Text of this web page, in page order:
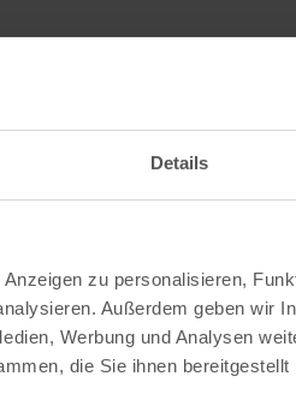
Details
zu personalisieren,
Außerdem geben wir
Werbung und Analysen
die Sie ihnen